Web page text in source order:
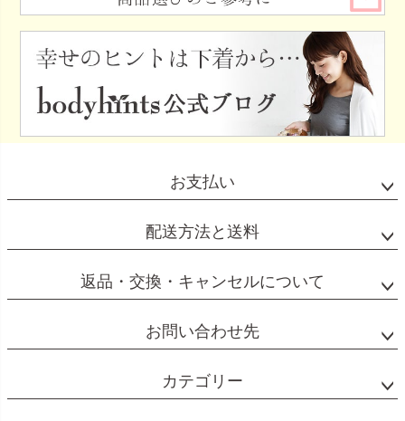
お支払い
配送方法と送料
返品・交換・キャンセルについて
お問い合わせ先
カテゴリー